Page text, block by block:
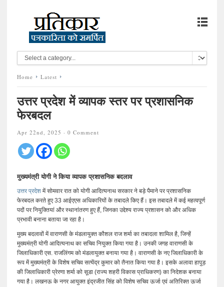
Home Latest
उत्तर प्रदेश में व्यापक स्तर पर प्रशासनिक
फेरबदल
Apr 22nd, 2025 · 0 Comment
मुख्यमंत्री योगी ने किया व्यापक प्रशासनिक बदलाव
उत्तर प्रदेशमें सोमवार रात को योगी आदित्यनाथ सरकार ने बड़े पैमाने पर प्रशासनिक
फेरबदल करते हुए 33 आईएएस अधिकारियों के तबादले किए हैं। इस तबादले में कई महत्वपूर्ण
पदों पर नियुक्तियां और स्थानांतरण हुए हैं, जिनका उद्देश्य राज्य प्रशासन को और अधिक
प्रभावी बनाना बताया जा रहा है।
मुख्य बदलावों में वाराणसी के मंडलायुक्त कौशल राज शर्मा का तबादला शामिल है, जिन्हें
मुख्यमंत्री योगी आदित्यनाथ का सचिव नियुक्त किया गया है। उनकी जगह वाराणसी के
जिलाधिकारी एस. राजलिंगम को मंडलायुक्त बनाया गया है। वाराणसी के नए जिलाधिकारी के
रूप में मुख्यमंत्री के विशेष सचिव सत्येंद्र कुमार को तैनात किया गया है। इसके अलावा हापुड़
की जिलाधिकारी प्रेरणा शर्मा को सूडा (राज्य शहरी विकास प्राधिकरण) का निदेशक बनाया
गया है। लखनऊ के नगर आयुक्त इंद्रजीत सिंह को विशेष सचिव ऊर्जा एवं अतिरिक्त ऊर्जा